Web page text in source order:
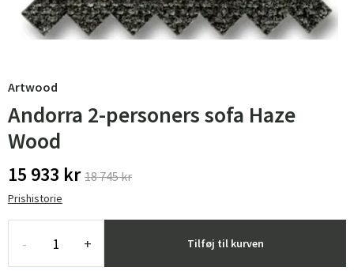
Artwood
Andorra 2-personers sofa Haze
Wood
15 933 kr 18 745 kr
Prishistorie
- + Tilføj til kurven